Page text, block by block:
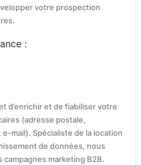
votre prospection
:
d’enrichir et de fiabiliser votre
(adresse postale,
mail). Spécialiste de la location
de données, nous
campagnes marketing B2B.